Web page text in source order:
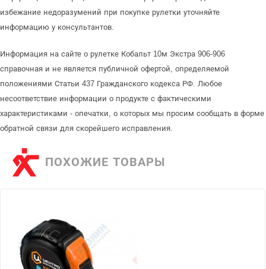
избежание недоразумений при покупке рулетки уточняйте
информацию у консультантов.
Информация на сайте о рулетке Кобальт 10м Экстра 906-906
справочная и не является публичной офертой, определяемой
положениями Статьи 437 Гражданского кодекса РФ. Любое
несоответствие информации о продукте с фактическими
характеристиками - опечатки, о которых мы просим сообщать в форме
обратной связи для скорейшего исправления.
ПОХОЖИЕ ТОВАРЫ